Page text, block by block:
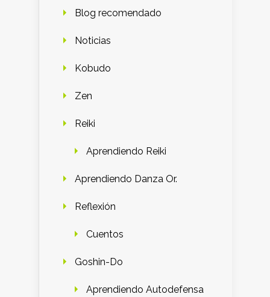
Blog recomendado
Noticias
Kobudo
Zen
Reiki
Aprendiendo Reiki
Aprendiendo Danza Or.
Reflexión
Cuentos
Goshin-Do
Aprendiendo Autodefensa